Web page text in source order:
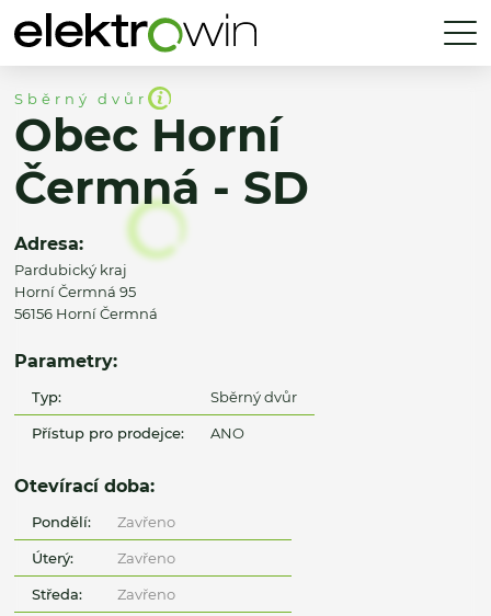
Sběrný dvůr
Obec Horní
Čermná - SD
Adresa:
Pardubický kraj
Horní Čermná 95
56156 Horní Čermná
Parametry:
Typ: Sběrný dvůr
Přístup pro prodejce: ANO
Otevírací doba:
Pondělí: Zavřeno
Úterý: Zavřeno
Středa: Zavřeno